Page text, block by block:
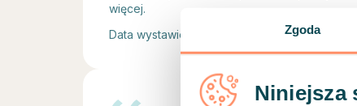
Zgoda
Niniejsza
więcej.
Data wystawienia opinii • 31. 07. 2026